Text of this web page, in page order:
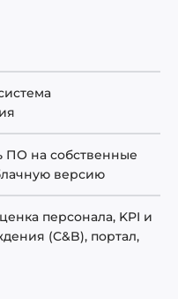
ПО на собственные
версию
персонала, KPI и
(C&B), портал,